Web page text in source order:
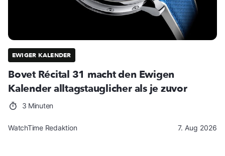
EWIGER KALENDER
Bovet Récital 31 macht den Ewigen
Kalender alltagstauglicher als je zuvor
3 Minuten
WatchTime Redaktion 7. Aug 2026